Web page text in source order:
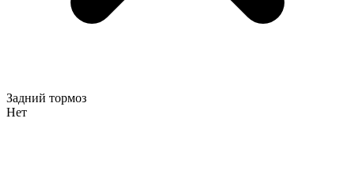
Задний тормоз
Нет